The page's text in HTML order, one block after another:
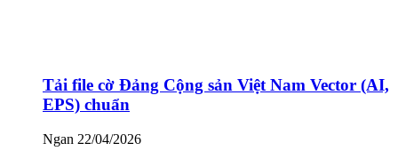
Tải file cờ Đảng Cộng sản Việt Nam Vector (AI,
EPS) chuẩn
Ngan 22/04/2026